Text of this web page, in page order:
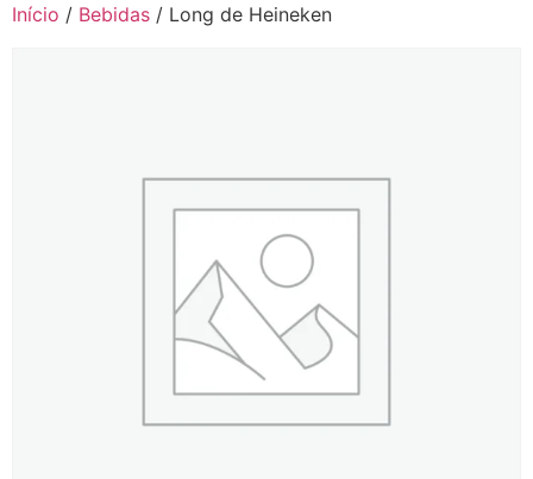
Início / Bebidas / Long de Heineken